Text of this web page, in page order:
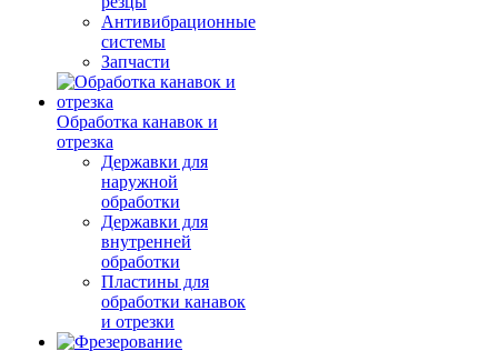
Антивибрационные
системы
Запчасти
Обработка канавок и
отрезка
Державки для
наружной
обработки
Державки для
внутренней
обработки
Пластины для
обработки канавок
и отрезки